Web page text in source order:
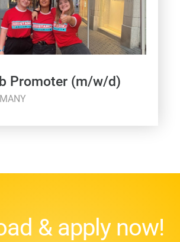
Promoter (m/w/d)
& apply now!